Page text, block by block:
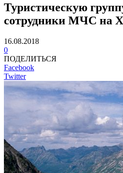
Туристическую
сотрудники МЧС на
16.08.2018
0
ПОДЕЛИТЬСЯ
Facebook
Twitter